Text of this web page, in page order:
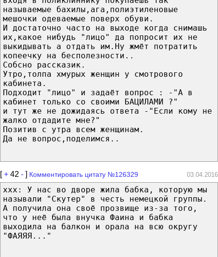
называемые бахилы,ага,полиэтиленовые
мешочки одеваемые поверх обуви.
И достаточно часто на выходе когда снимашь
их,какое нибудь "лицо" да попросит их не
выкидывать а отдать им.Ну жмёт потратить
копеечку на бесполезности..
Собсно рассказик.
Утро,толпа хмурых женщин у смотрового
кабинета.
Подходит "лицо" и задаёт вопрос : -"А в
кабинет только со своими БАЦИЛАМИ ?"
и тут же не дожидаясь ответа -"Если кому не
жалко отдадите мне?"
Позитив с утра всем женщинам.
Да не вопрос,поделимся..
[+ 42 - ] Комментировать цитату №126329 03.04.2016
xxx: У нас во дворе жила бабка, которую мы
называли "Скутер" в честь немецкой группы.
А получила она своё прозвище из-за того,
что у неё была внучка Фаина и бабка
выходила на балкон и орала на всю округу
"ФАЯЯЯ..."